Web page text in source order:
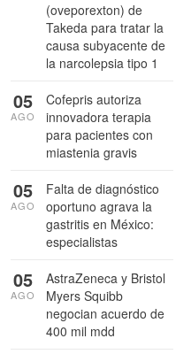
(oveporexton) de
Takeda para tratar la
causa subyacente de
la narcolepsia tipo 1
Cofepris autoriza
innovadora terapia
para pacientes con
miastenia gravis
05
AGO
Falta de diagnóstico
oportuno agrava la
gastritis en México:
especialistas
05
AGO
AstraZeneca y Bristol
Myers Squibb
negocian acuerdo de
400 mil mdd
05
AGO